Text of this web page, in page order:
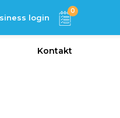
login
0
Kontakt